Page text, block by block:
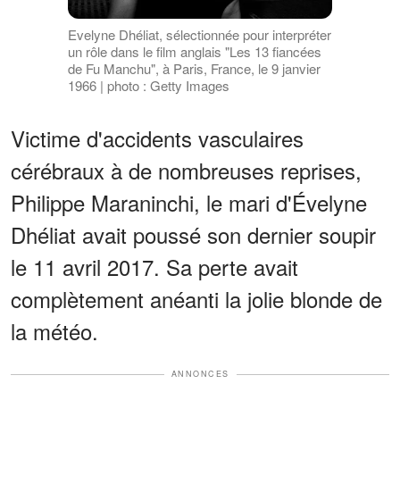
Evelyne Dhéliat, sélectionnée pour interpréter
un rôle dans le film anglais "Les 13 fiancées
de Fu Manchu", à Paris, France, le 9 janvier
1966 | photo : Getty Images
Victime d'accidents vasculaires
cérébraux à de nombreuses reprises,
Philippe Maraninchi, le mari d'Évelyne
Dhéliat avait poussé son dernier soupir
le 11 avril 2017. Sa perte avait
complètement anéanti la jolie blonde de
la météo.
ANNONCES